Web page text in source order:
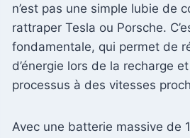
n’est pas une simple lubie de
rattraper Tesla ou Porsche.
fondamentale, qui permet de
d’énergie lors de la recharge
processus à des vitesses
Avec une batterie massive de